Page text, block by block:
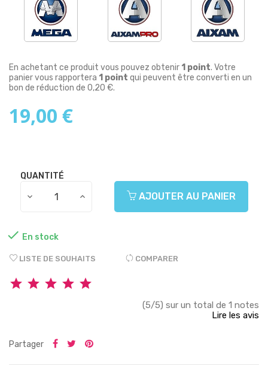
En achetant ce produit vous pouvez obtenir 1 point. Votre
panier vous rapportera 1 point qui peuvent être converti en un
bon de réduction de 0,20 €.
19,00 €
QUANTITÉ
AJOUTER AU PANIER
 En stock
LISTE DE SOUHAITS COMPARER
(5/5) sur un total de 1 notes
Lire les avis
Partager